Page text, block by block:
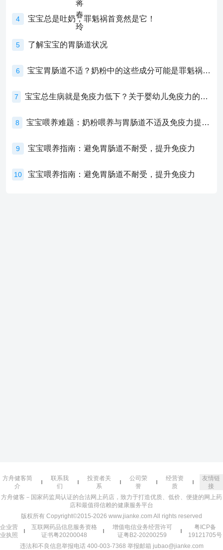
4 宝宝总是吐奶，罪魁祸首竟然是它！
5 了解宝宝的胃肠道状况
6 宝宝胃肠道不适？奶粉中的这些成分可能是罪魁祸首！
7 宝宝总生病就是免疫力低下？关于婴幼儿免疫力的真相，家长必须了解！
8 宝宝喂养难题：奶粉喂养与胃肠道不适及免疫力提升的奥秘
9 宝宝喂养指南：避免胃肠道不耐受，提升免疫力
10 宝宝喂养指南：避免胃肠道不耐受，提升免疫力
方舟健客简
介
联系我
们
投资者关
系
公司荣
誉
经营资
质
友情链
接
方舟健客－国家药监局认证的合法网上药店，致力于打造优质、低价、便捷的网上药
店和最值得信赖的健康服务平台
版权所有 Copyright©2015-2026 www.jianke.com All rights reserved
企业营
业执照
互联网药品信息服务资格
证书粤20200048
增值电信业务经营许可
证粤B2-20200259
粤ICP备
19121705号
违法和不良信息举报电话 400-003-7368 举报邮箱 jubao@jianke.com